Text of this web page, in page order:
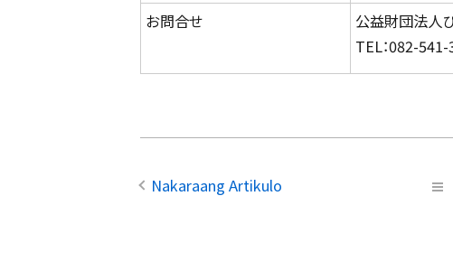
お問合せ
公益財団法人
TEL：082-
Nakaraang Artikulo